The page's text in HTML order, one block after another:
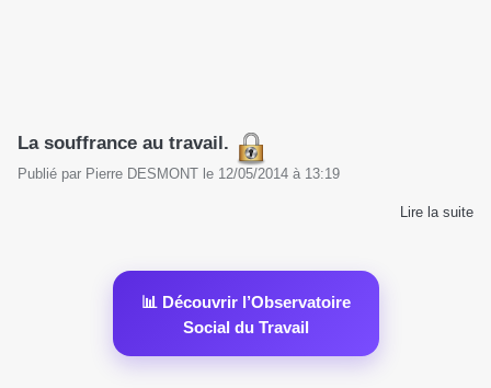
La souffrance au travail.
Publié par Pierre DESMONT le 12/05/2014 à 13:19
Lire la suite
📊 Découvrir l’Observatoire
Social du Travail